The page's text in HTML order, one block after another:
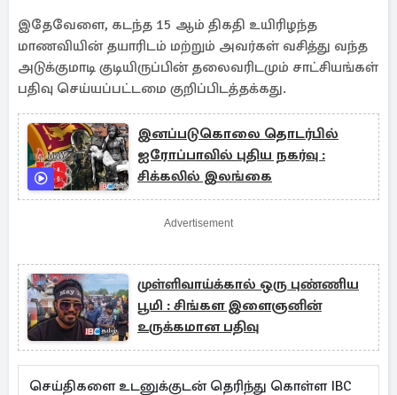
இதேவேளை, கடந்த 15 ஆம் திகதி உயிரிழந்த
மாணவியின் தயாரிடம் மற்றும் அவர்கள் வசித்து வந்த
அடுக்குமாடி குடியிருப்பின் தலைவரிடமும் சாட்சியங்கள்
பதிவு செய்யப்பட்டமை குறிப்பிடத்தக்கது.
இனப்படுகொலை தொடர்பில்
ஐரோப்பாவில் புதிய நகர்வு :
சிக்கலில் இலங்கை
Advertisement
முள்ளிவாய்க்கால் ஒரு புண்ணிய
பூமி : சிங்கள இளைஞனின்
உருக்கமான பதிவு
செய்திகளை உடனுக்குடன் தெரிந்து கொள்ள IBC